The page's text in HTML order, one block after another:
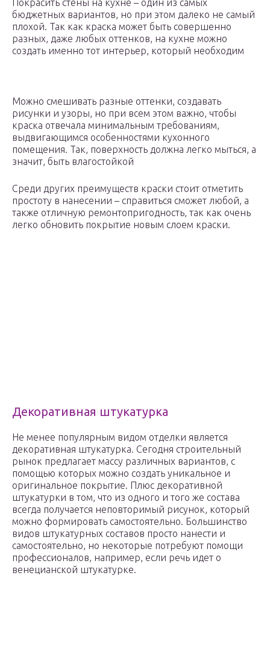
Покрасить стены на кухне – один из самых
бюджетных вариантов, но при этом далеко не самый
плохой. Так как краска может быть совершенно
разных, даже любых оттенков, на кухне можно
создать именно тот интерьер, который необходим
Можно смешивать разные оттенки, создавать
рисунки и узоры, но при всем этом важно, чтобы
краска отвечала минимальным требованиям,
выдвигающимся особенностями кухонного
помещения. Так, поверхность должна легко мыться, а
значит, быть влагостойкой
Среди других преимуществ краски стоит отметить
простоту в нанесении – справиться сможет любой, а
также отличную ремонтопригодность, так как очень
легко обновить покрытие новым слоем краски.
Декоративная штукатурка
Не менее популярным видом отделки является
декоративная штукатурка. Сегодня строительный
рынок предлагает массу различных вариантов, с
помощью которых можно создать уникальное и
оригинальное покрытие. Плюс декоративной
штукатурки в том, что из одного и того же состава
всегда получается неповторимый рисунок, который
можно формировать самостоятельно. Большинство
видов штукатурных составов просто нанести и
самостоятельно, но некоторые потребуют помощи
профессионалов, например, если речь идет о
венецианской штукатурке.